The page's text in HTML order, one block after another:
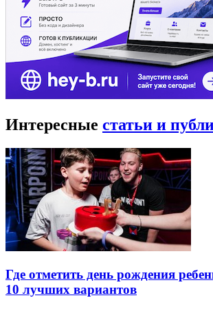
Интересные статьи и
Где отметить день рождения
10 лучших вариантов